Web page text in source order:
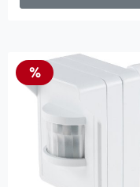
Rabatt
%